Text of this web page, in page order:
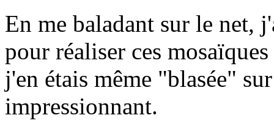
En me baladant sur le net,
pour réaliser ces
j'en étais même "blasée"
impressionnant.